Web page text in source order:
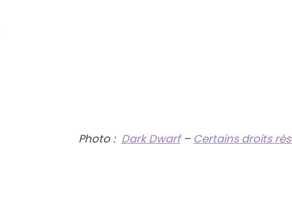
Photo : Dark Dwarf– Certains droits